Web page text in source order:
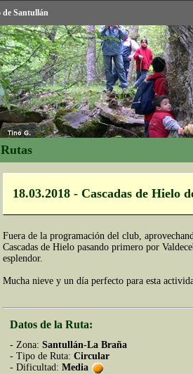
de Santullán
Rutas
18.03.2018 - Cascadas de Hielo
Fuera de la programación del club,
Cascadas de Hielo pasando primero por
esplendor.
Mucha nieve y un día perfecto para esta
Datos de la Ruta:
- Zona: Santullán-La Braña
- Tipo de Ruta: Circular
- Dificultad: Media